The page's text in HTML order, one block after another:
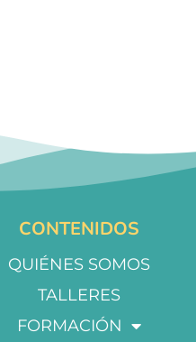
CONTENIDOS
QUIÉNES SOMOS
TALLERES
FORMACIÓN